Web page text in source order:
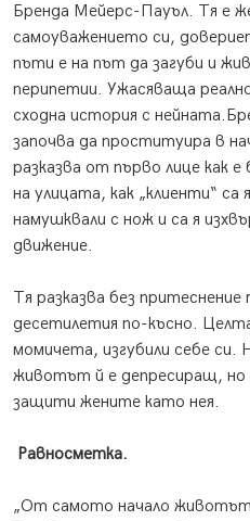
Бренда Мейерс-Пауъл. Тя е
самоуважението си,
пъти е на път да загуби и
перипетии. Ужасяваща
сходна история с
започва да проституира в
разказва от първо лице как
на улицата, как „клиенти“
намушквали с нож и са я
движение.
Тя разказва без
десетилетия по-късно.
момичета, изгубили себе
животът й е депресиращ, но
защити жените като нея.
Равносметка.
„От самото начало